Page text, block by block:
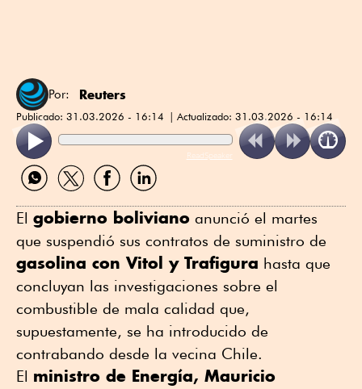
Por: Reuters
Publicado: 31.03.2026 - 16:14 Actualizado: 31.03.2026 - 16:14
ReadSpeaker
Compartir
por
Compartir
por
Compartir
por
Compartir
por
El gobierno boliviano anunció el martes
que suspendió sus contratos de suministro de
gasolina con Vitol y Trafigura hasta que
concluyan las investigaciones sobre ⁠el
combustible de mala calidad que,
⁠supuestamente, se ha introducido de
contrabando desde la vecina Chile.
El ministro de Energía, Mauricio